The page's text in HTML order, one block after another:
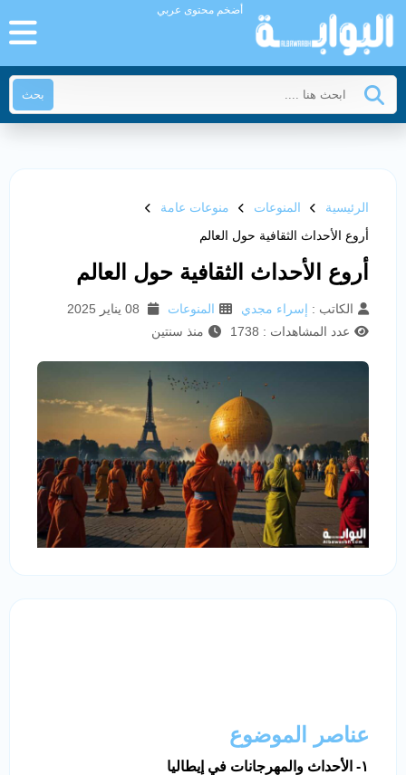
أضخم محتوى عربي
بحث
الرئيسية المنوعات
منوعات عامة
أروع الأحداث الثقافية حول العالم
أروع الأحداث الثقافية حول العالم
الكاتب : إسراء مجدي المنوعات
عدد المشاهدات : 1738
منذ سنتين
عناصر الموضوع
١- الأحداث والمهرجانات في إيطاليا